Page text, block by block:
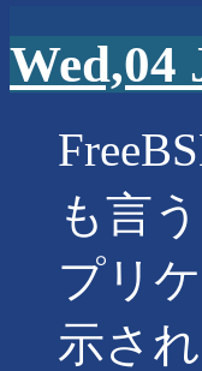
Wed,04
も言
プリ
示さ